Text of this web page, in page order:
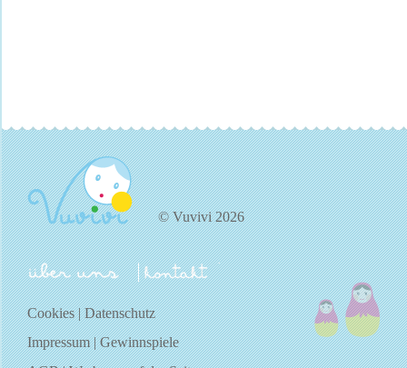
© Vuvivi 2026
über uns kontakt
Cookies|Datenschutz
Impressum|Gewinnspiele